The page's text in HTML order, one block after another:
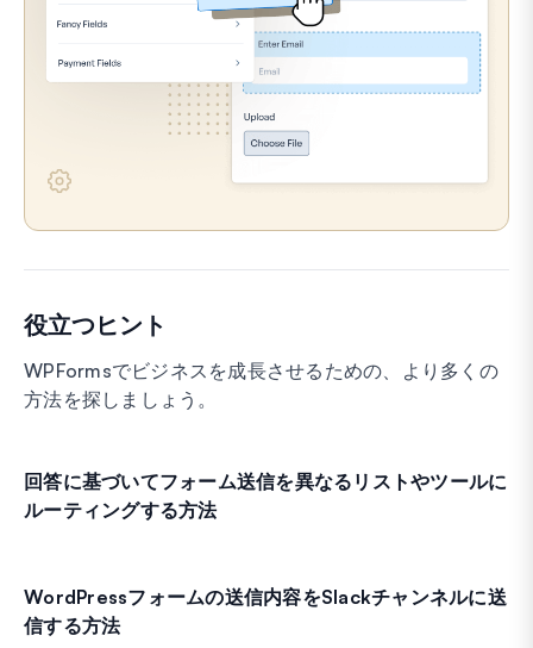
役立つヒント
WPFormsでビジネスを成長させるための、より多くの
方法を探しましょう。
回答に基づいてフォーム送信を異なるリストやツールに
ルーティングする方法
WordPressフォームの送信内容をSlackチャンネルに送
信する方法